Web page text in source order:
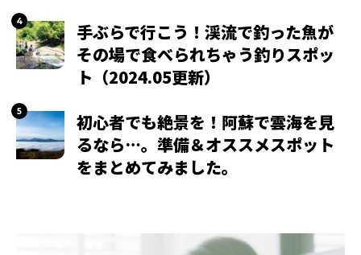
手ぶらで行こう！渓流で釣った魚が
その場で食べられちゃう釣りスポッ
ト（2024.05更新）
初心者でも絶景を！阿蘇で雲海を見
るなら…。準備＆オススメスポット
をまとめてみました。